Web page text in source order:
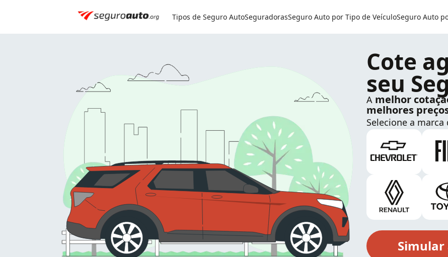
0800 591 8084
Tipos de Seguro AutoSeguradorasSeguro Auto por Tipo de VeículoSeguro Auto
Cote
seu
A melhor
melhores
Selecione a